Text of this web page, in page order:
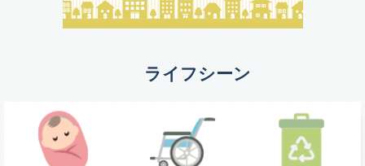
ライフシーン